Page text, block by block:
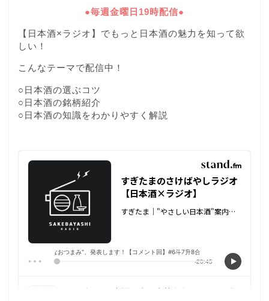
●毎週金曜日19時配信●
【日本酒×ラジオ】でもっと日本酒の魅力を知って欲
しい！
こんなテーマで配信中！
○日本酒の選ぶコツ
○日本酒の銘柄紹介
○日本酒の知識をわかりやすく解説